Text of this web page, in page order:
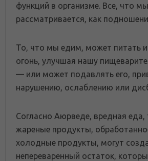
функций в организме. Все, что
рассматривается, как
То, что мы едим, может питать и
огонь, улучшая нашу
— или может подавлять его,
нарушению, ослаблению или
Согласно Аюрведе, вредная еда,
жареные продукты,
холодные продукты, могут
непереваренный остаток,